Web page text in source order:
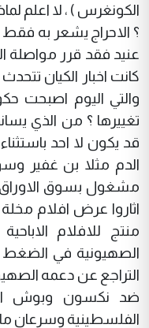
الكونغرس ) ، لا اعلم
؟ الاحراج يشعر به
عنيد فقد قرر مواصلة
كانت اخبار الكيان
والتي اليوم اصبحت
تغييرها ؟ من الذي
قد يكون لا احد
الدم مثلا بن غفير
مشغول بسوق الاوراق
اثاروا عرض افلام
منتج للافلام
الصهيونية في الضغط
التراجع عن دعمه
ضد نكسون وبوش
الفلسطينية وسرعان